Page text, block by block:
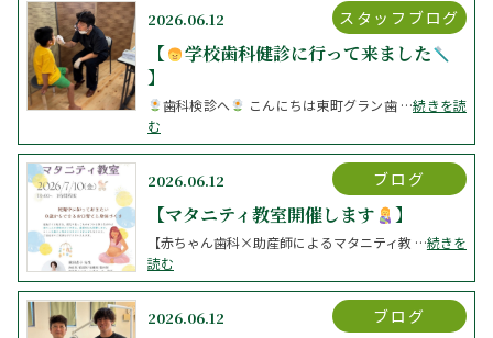
2026.06.12
【
学校歯科健診に行って来ました
】
歯科検診へ ⁡ こんにちは東町グラン歯 …続きを読
む
スタッフブログ
2026.06.12
【マタニティ教室開催します 】
【赤ちゃん歯科×助産師によるマタニティ教 …続きを
読む
ブログ
2026.06.12 ブログ